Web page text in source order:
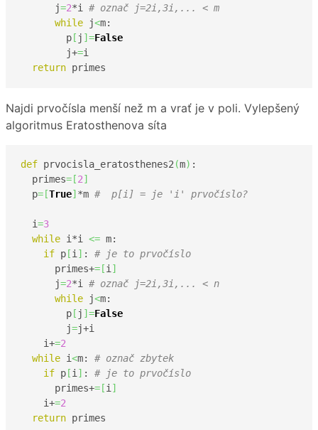
      j
=2*i # označ j=2i,3i,... < m
while j<m:
        p
[ j ] =False
        j+
=i
return primes
Najdi prvočísla menší než m a vrať je v poli. Vylepšený
algoritmus Eratosthenova síta
def prvocisla_eratosthenes2 (m) :
  primes
= [2]
  p
= [True] *m #  p[i] = je 'i' prvočíslo?
  i
=3
while i*i <= m:
if p [i ] : # je to prvočíslo
      primes+
= [i ]
      j
=2*i # označ j=2i,3i,... < n
while j<m:
        p
[ j ] =False
        j
=j+i
    i+
=2
while i<m: # označ zbytek
if p [i ] : # je to prvočíslo
      primes+
= [i ]
    i+
=2
return primes